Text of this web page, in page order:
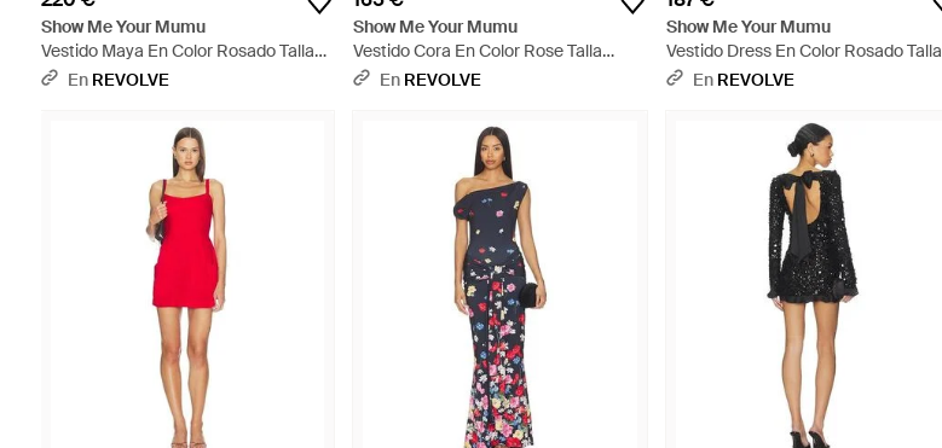
Show Me Your Mumu
Vestido Maya En Color Rosado Talla
(También En Xs, S, M, Xl) - Blanco
En REVOLVE
Show Me Your Mumu
Vestido Cora En Color Rose Talla
(También En S, Xs, M, Xl) - Rosa
En REVOLVE
Show Me Your Mumu
Vestido Dress En Color Rosado Talla
(También En Xs, S, M, Xl) - Neutro
En REVOLVE